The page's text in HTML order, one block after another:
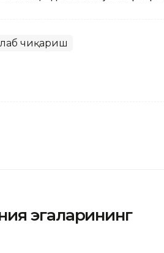
чиқариш
эгаларининг